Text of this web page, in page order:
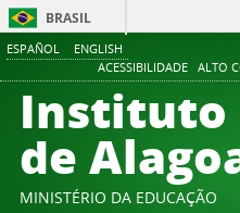
ESPAÑOL ENGLISH
ACESSIBILIDADE ALTO
BRASIL
Instituto
de
MINISTÉRIO DA EDUCAÇÃO